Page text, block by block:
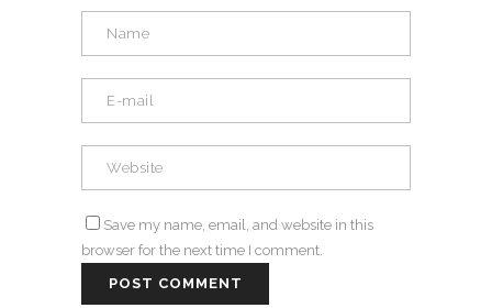
Save my name, email, and website in this
browser for the next time I comment.